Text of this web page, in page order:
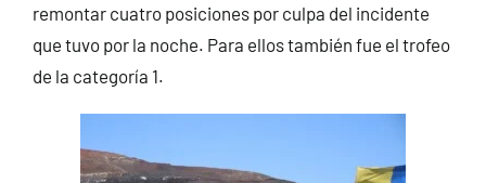
remontar cuatro posiciones por culpa del incidente
que tuvo por la noche. Para ellos también fue el trofeo
de la categoría 1.